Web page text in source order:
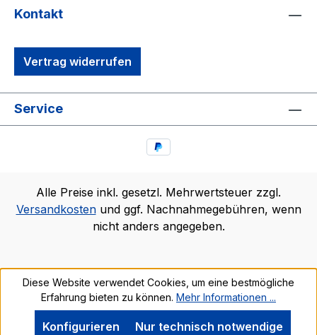
Kontakt
Vertrag widerrufen
Service
Alle Preise inkl. gesetzl. Mehrwertsteuer zzgl.
Versandkostenund ggf. Nachnahmegebühren, wenn
nicht anders angegeben.
Diese Website verwendet Cookies, um eine bestmögliche
Erfahrung bieten zu können. Mehr Informationen ...
Nur technisch notwendige
Konfigurieren